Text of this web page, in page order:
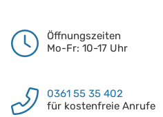
Öffnungszeiten
Mo-Fr: 10-17 Uhr
0361 55 35 402
für kostenfreie Anrufe